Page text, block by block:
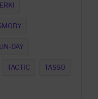
DAY
TACTIC TASSO